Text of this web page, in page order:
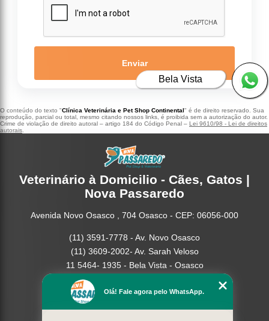
Enviar
O conteúdo do texto "Clínica Veterinária e Pet Shop Continental" é de direito reservado. Sua
reprodução, parcial ou total, mesmo citando nossos links, é proibida sem a autorização do autor.
Crime de violação de direito autoral – artigo 184 do Código Penal – Lei 9610/98 - Lei de direitos
autorais
Veterinário à Domicilio - Cães, Gatos |
Nova Passaredo
Avenida Novo Osasco , 704 Osasco - CEP: 06056-000
(11) 3591-7778 - Av. Novo Osasco
(11) 3609-2002- Av. Sarah Veloso
11 5464- 1935 - Bela Vista - Osasco
Home
Olá! Fale agora pelo WhatsApp.
Bela Vista